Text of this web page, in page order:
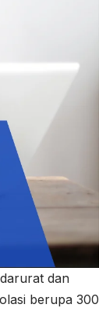
dan
berupa 300